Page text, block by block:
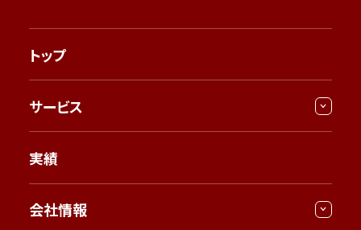
トップ
サービス
実績
会社情報